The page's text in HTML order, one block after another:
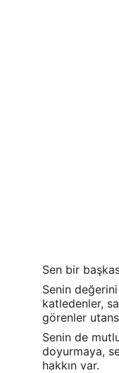
Sen bir
Senin
katledenler,
görenler
Senin de
doyurmaya,
hakkın var.